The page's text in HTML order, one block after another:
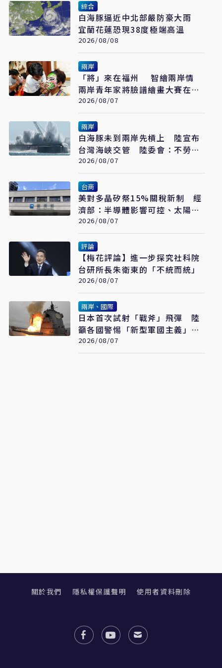
綜合
白海豚逼近中北部嚴防豪大雨
宜蘭花蓮恐現38度極端高溫
2026/08/08
兩岸
「將」來在福州 智繪兩岸情
兩岸青年家將臉譜繪畫大賽在福
州開幕
2026/08/07
兩岸
白海豚未到兩岸先槓上 陸宣布
台灣海峽交管 陸委會：不勞費
心
2026/08/07
台商
美對多晶矽祭15%關稅新制 經
濟部：半導體影響可控、太陽能
產業衝擊有限
2026/08/07
評論
【梅花評論】進一步探究社科院
台研所長朱衛東的「不統而統」
2026/08/07
兩岸、國際
日本首次試射「戰斧」飛彈 陸
籲各國警惕「新型軍國主義」發
展
2026/08/07
關於我們 隱私權保護聲明 使用者資料刪除